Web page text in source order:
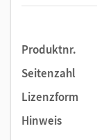
Produktnr.
Seitenzahl
Lizenzform
Hinweis